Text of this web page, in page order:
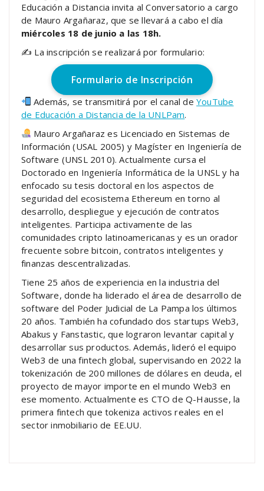
Educación a Distancia invita al Conversatorio a cargo
de Mauro Argañaraz, que se llevará a cabo el día
miércoles 18 de junio a las 18h.
✍️ La inscripción se realizará por formulario:
Formulario de Inscripción
Además, se transmitirá por el canal deYouTube
de Educación a Distancia de la UNLPam.
Mauro Argañaraz es Licenciado en Sistemas de
Información (USAL 2005) y Magíster en Ingeniería de
Software (UNSL 2010). Actualmente cursa el
Doctorado en Ingeniería Informática de la UNSL y ha
enfocado su tesis doctoral en los aspectos de
seguridad del ecosistema Ethereum en torno al
desarrollo, despliegue y ejecución de contratos
inteligentes. Participa activamente de las
comunidades cripto latinoamericanas y es un orador
frecuente sobre bitcoin, contratos inteligentes y
finanzas descentralizadas.
Tiene 25 años de experiencia en la industria del
Software, donde ha liderado el área de desarrollo de
software del Poder Judicial de La Pampa los últimos
20 años. También ha cofundado dos startups Web3,
Abakus y Fanstastic, que lograron levantar capital y
desarrollar sus productos. Además, lideró el equipo
Web3 de una fintech global, supervisando en 2022 la
tokenización de 200 millones de dólares en deuda, el
proyecto de mayor importe en el mundo Web3 en
ese momento. Actualmente es CTO de Q-Hausse, la
primera fintech que tokeniza activos reales en el
sector inmobiliario de EE.UU.